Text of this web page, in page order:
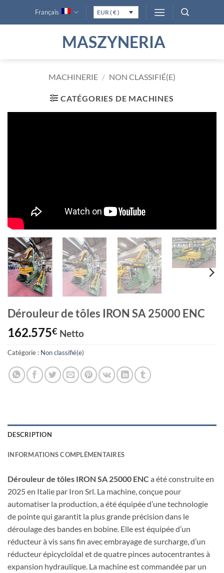
Français EUR ( € )
MASZYNERIA
MACHINERIE / NON CLASSIFIÉ(E)
CATÉGORIES DE MACHINES
Dérouleur de tôles IRON SA 25000 ENC
162.575€ Netto
Catégorie : Non classifié(e)
DESCRIPTION
INFORMATIONS COMPLÉMENTAIRES
Dérouleur de tôles IRON SA 25000 ENC a été construite en
2025 en Italie par Iron Srl. La machine, conçue pour
automatiser la production, a été équipée d’une technologie
de pointe qui garantit la plus grande précision dans le
déroulage des bandes en bobine. Elle est équipée d’un
réducteur à vis sans fin avec embrayage de surcharge, d’un
réducteur épicycloïdal et de quatre pinces autocentrantes à
expansion hydraulique. La machine est commandée par un